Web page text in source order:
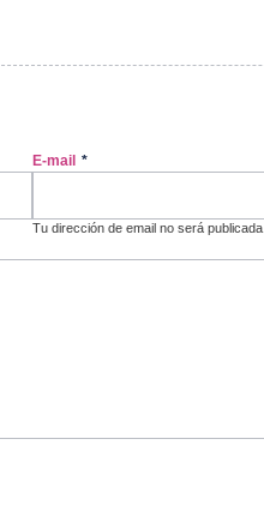
E-mail *
Tu dirección de email no será publicada.